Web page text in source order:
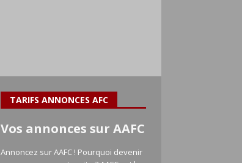
TARIFS ANNONCES AFC
Vos annonces sur AAFC
Annoncez sur AAFC ! Pourquoi devenir